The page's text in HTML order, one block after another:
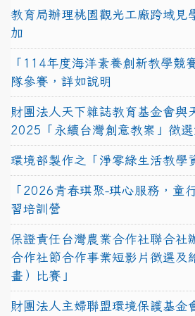
教育局辦理桃園觀光工廠跨域見
加
「114年度海洋素養創新教學競
隊參賽，詳如說明
財團法人天下雜誌教育基金會與
2025「永續台灣創意教案」徵選
環境部製作之「淨零綠生活教學
「2026青春琪聚-琪心服務，童
習培訓營
保證責任台灣農業合作社聯合社
合作社節合作事業短影片徵選及
畫）比賽」
財團法人主婦聯盟環境保護基金